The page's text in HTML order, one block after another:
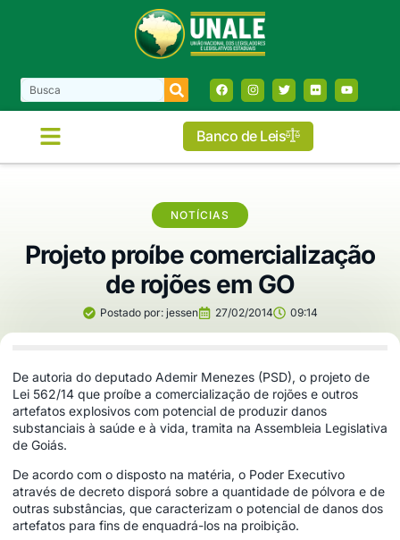
Banco de Leis
NOTÍCIAS
Projeto proíbe comercialização
de rojões em GO
Postado por:jessen 27/02/2014 09:14
De autoria do deputado Ademir Menezes (PSD), o projeto de
Lei 562/14 que proíbe a comercialização de rojões e outros
artefatos explosivos com potencial de produzir danos
substanciais à saúde e à vida, tramita na Assembleia Legislativa
de Goiás.
De acordo com o disposto na matéria, o Poder Executivo
através de decreto disporá sobre a quantidade de pólvora e de
outras substâncias, que caracterizam o potencial de danos dos
artefatos para fins de enquadrá-los na proibição.